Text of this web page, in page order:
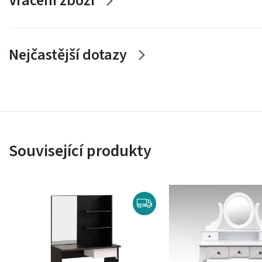
Nejčastější dotazy
Související produkty